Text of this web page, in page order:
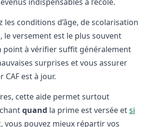
les conditions d’âge, de scolarisation
le versement est le plus souvent
point à vérifier suffit généralement
surprises et vous assurer
est à jour.
cette aide permet surtout
quand la prime est versée etsi
, vous pouvez mieux répartir vos